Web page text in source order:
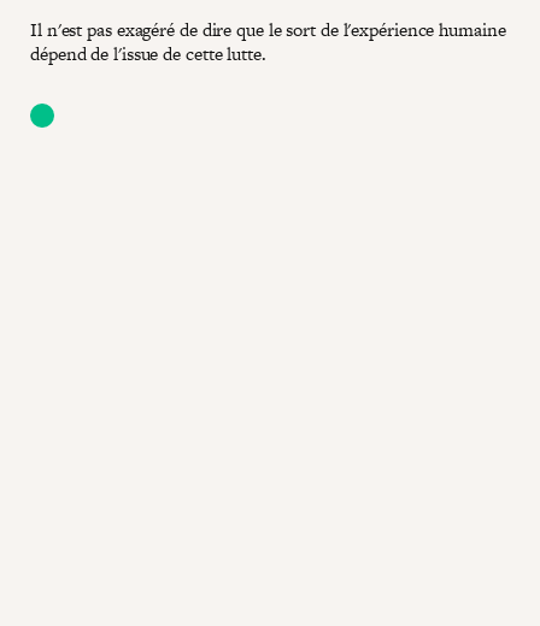
Il n'est pas exagéré de dire que le sort de l'expérience humaine
dépend de l'issue de cette lutte.